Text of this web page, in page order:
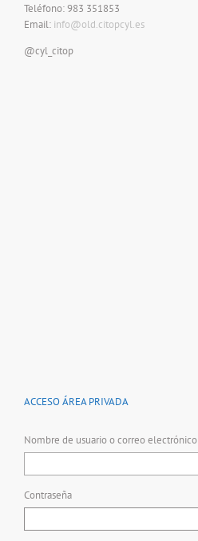
Teléfono: 983 351853
Email: info@old.citopcyl.es
@cyl_citop
ACCESO ÁREA PRIVADA
Nombre de usuario o correo electrónico
Contraseña